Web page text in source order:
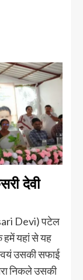
देवी
Devi) पटेल
हमें यहां से यह
उसकी सफाई
निकले उसकी